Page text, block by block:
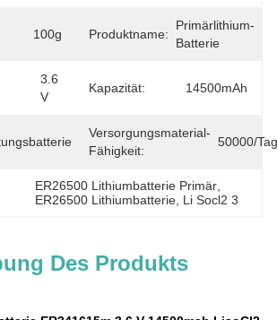
100g Produktname:
Primärlithium-
Batterie
3.6
V
Kapazität: 14500mAh
Versorgungsmaterial-
Fähigkeit:
50000/Tag
ER26500 Lithiumbatterie Primär
ER26500 Lithiumbatterie Li Socl2 3
Des Produkts